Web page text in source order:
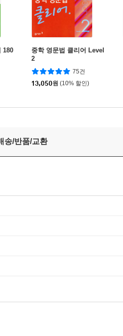
180
중학 영문법 클리어 Level
2
75건
13,050원 (10% 할인)
송/반품/교환